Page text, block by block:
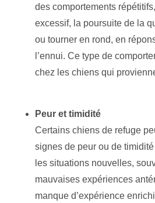
des comportements
excessif, la poursuite de la
ou tourner en rond, en
l’ennui. Ce type de
chez les chiens qui
Peur et timidité
Certains chiens de refuge
signes de peur ou de
les situations nouvelles,
mauvaises expériences
manque d’expérience